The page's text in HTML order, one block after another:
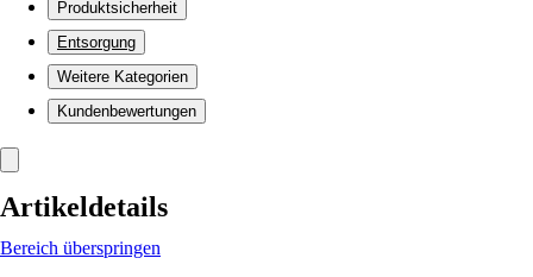
Produktsicherheit
Entsorgung
Weitere Kategorien
Kundenbewertungen
Artikeldetails
Bereich überspringen